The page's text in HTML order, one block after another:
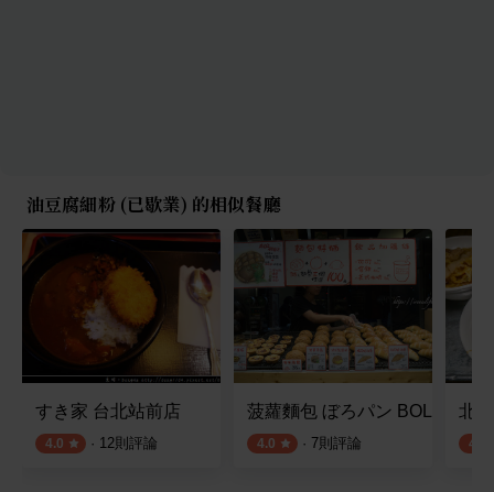
油豆腐細粉 (已歇業) 的相似餐廳
すき家 台北站前店
4.0 · 12則評論
菠蘿麵包 ぼろパン BOLO PAN
4.0 · 7則評論
北
4.3